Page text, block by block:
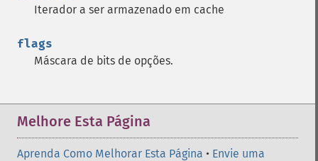
Iterador a ser armazenado em cache
flags
Máscara de bits de opções.
Melhore Esta Página
Aprenda Como Melhorar Esta Página • Envie uma